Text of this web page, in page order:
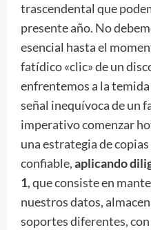
trascendental que
presente año. No
esencial hasta el
fatídico «clic» de un
enfrentemos a la
señal inequívoca de un
imperativo comenzar
una estrategia de
confiable,aplicando
1, que consiste en
nuestros datos,
soportes diferentes,